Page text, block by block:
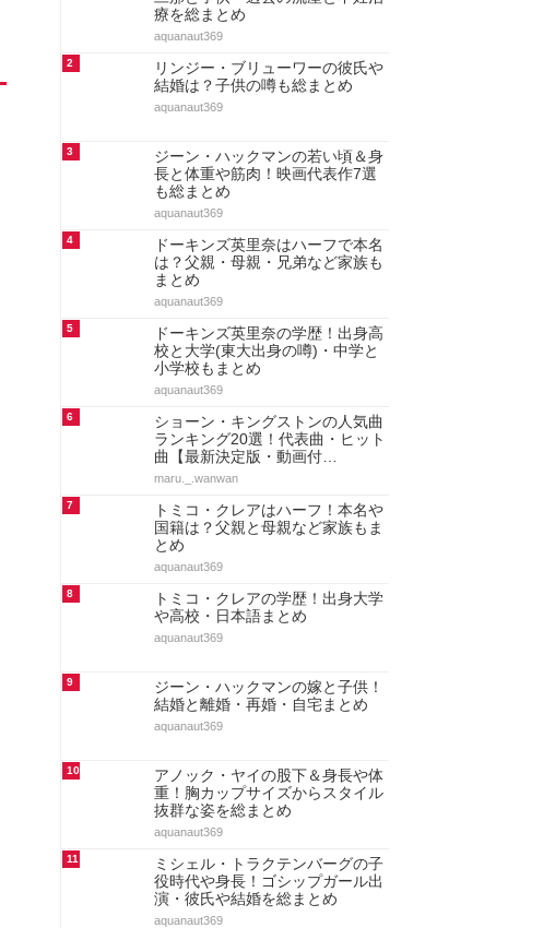
療を総まとめ
aquanaut369
2
リンジー・ブリューワーの彼氏や
結婚は？子供の噂も総まとめ
aquanaut369
3
ジーン・ハックマンの若い頃＆身
長と体重や筋肉！映画代表作7選
も総まとめ
aquanaut369
4
ドーキンズ英里奈はハーフで本名
は？父親・母親・兄弟など家族も
まとめ
aquanaut369
5
ドーキンズ英里奈の学歴！出身高
校と大学(東大出身の噂)・中学と
小学校もまとめ
aquanaut369
6
ショーン・キングストンの人気曲
ランキング20選！代表曲・ヒット
曲【最新決定版・動画付…
maru._.wanwan
7
トミコ・クレアはハーフ！本名や
国籍は？父親と母親など家族もま
とめ
aquanaut369
8
トミコ・クレアの学歴！出身大学
や高校・日本語まとめ
aquanaut369
9
ジーン・ハックマンの嫁と子供！
結婚と離婚・再婚・自宅まとめ
aquanaut369
10
アノック・ヤイの股下＆身長や体
重！胸カップサイズからスタイル
抜群な姿を総まとめ
aquanaut369
11
ミシェル・トラクテンバーグの子
役時代や身長！ゴシップガール出
演・彼氏や結婚を総まとめ
aquanaut369